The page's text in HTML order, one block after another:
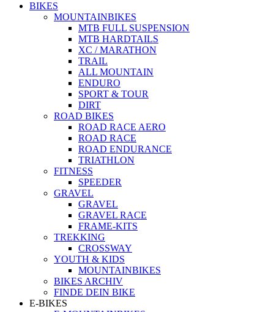
BIKES
MOUNTAINBIKES
MTB FULL SUSPENSION
MTB HARDTAILS
XC / MARATHON
TRAIL
ALL MOUNTAIN
ENDURO
SPORT & TOUR
DIRT
ROAD BIKES
ROAD RACE AERO
ROAD RACE
ROAD ENDURANCE
TRIATHLON
FITNESS
SPEEDER
GRAVEL
GRAVEL
GRAVEL RACE
FRAME-KITS
TREKKING
CROSSWAY
YOUTH & KIDS
MOUNTAINBIKES
BIKES ARCHIV
FINDE DEIN BIKE
E-BIKES